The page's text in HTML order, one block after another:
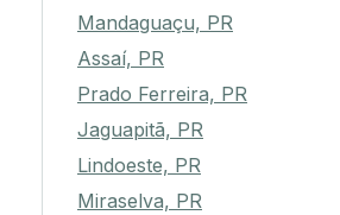
Mandaguaçu, PR
Assaí, PR
Prado Ferreira, PR
Jaguapitã, PR
Lindoeste, PR
Miraselva, PR